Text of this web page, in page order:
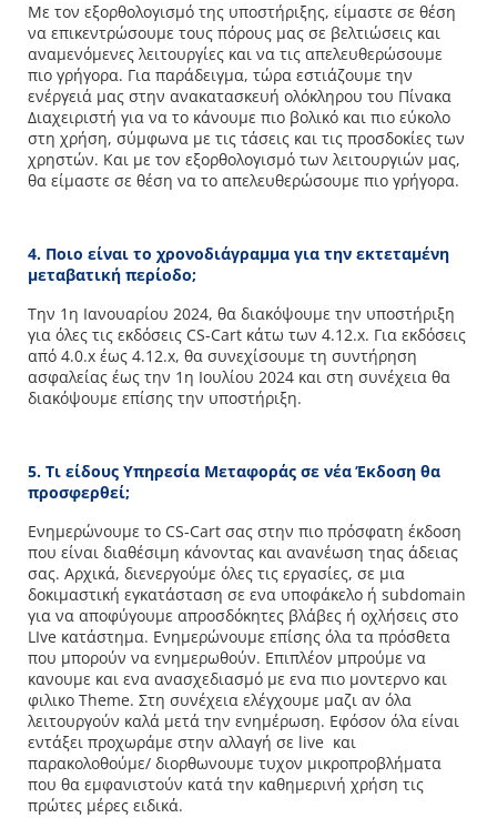
Με τον εξορθολογισμό της υποστήριξης, είμαστε σε θέση
να επικεντρώσουμε τους πόρους μας σε βελτιώσεις και
αναμενόμενες λειτουργίες και να τις απελευθερώσουμε
πιο γρήγορα. Για παράδειγμα, τώρα εστιάζουμε την
ενέργειά μας στην ανακατασκευή ολόκληρου του Πίνακα
Διαχειριστή για να το κάνουμε πιο βολικό και πιο εύκολο
στη χρήση, σύμφωνα με τις τάσεις και τις προσδοκίες των
χρηστών. Και με τον εξορθολογισμό των λειτουργιών μας,
θα είμαστε σε θέση να το απελευθερώσουμε πιο γρήγορα.
4. Ποιο είναι το χρονοδιάγραμμα για την εκτεταμένη
μεταβατική περίοδο;
Την 1η Ιανουαρίου 2024, θα διακόψουμε την υποστήριξη
για όλες τις εκδόσεις CS-Cart κάτω των 4.12.x. Για εκδόσεις
από 4.0.x έως 4.12.x, θα συνεχίσουμε τη συντήρηση
ασφαλείας έως την 1η Ιουλίου 2024 και στη συνέχεια θα
διακόψουμε επίσης την υποστήριξη.
5. Τι είδους Υπηρεσία Μεταφοράς σε νέα Έκδοση θα
προσφερθεί;
Ενημερώνουμε το CS-Cart σας στην πιο πρόσφατη έκδοση
που είναι διαθέσιμη κάνοντας και ανανέωση τηας άδειας
σας. Αρχικά, διενεργούμε όλες τις εργασίες, σε μια
δοκιμαστική εγκατάσταση σε ενα υποφάκελο ή subdomain
για να αποφύγουμε απροσδόκητες βλάβες ή οχλήσεις στο
LIve κατάστημα. Ενημερώνουμε επίσης όλα τα πρόσθετα
που μπορούν να ενημερωθούν. Επιπλέον μπρούμε να
κανουμε και ενα ανασχεδιασμό με ενα πιο μοντερνο και
φιλικο Theme. Στη συνέχεια ελέγχουμε μαζι αν όλα
λειτουργούν καλά μετά την ενημέρωση. Εφόσον όλα είναι
εντάξει προχωράμε στην αλλαγή σε live και
παρακολοθούμε/ διορθωνουμε τυχον μικροπροβλήματα
που θα εμφανιστούν κατά την καθημερινή χρήση τις
πρώτες μέρες ειδικά.